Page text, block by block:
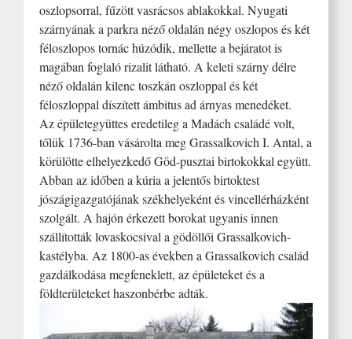
oszlopsorral, fűzött vasrácsos ablakokkal. Nyugati
szárnyának a parkra néző oldalán négy oszlopos és két
féloszlopos tornác húzódik, mellette a bejáratot is
magában foglaló rizalit látható. A keleti szárny délre
néző oldalán kilenc toszkán oszloppal és két
féloszloppal díszített ámbitus ad árnyas menedéket.
Az épületegyüttes eredetileg a Madách családé volt,
tőlük 1736-ban vásárolta meg Grassalkovich I. Antal, a
körülötte elhelyezkedő Göd-pusztai birtokokkal együtt.
Abban az időben a kúria a jelentős birtoktest
jószágigazgatójának székhelyeként és vincellérházként
szolgált. A hajón érkezett borokat ugyanis innen
szállították lovaskocsival a gödöllői Grassalkovich-
kastélyba. Az 1800-as években a Grassalkovich család
gazdálkodása megfeneklett, az épületeket és a
földterületeket haszonbérbe adták.